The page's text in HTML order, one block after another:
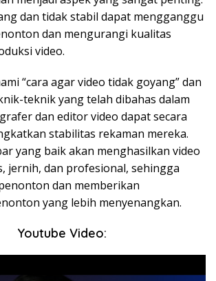
dan tidak stabil dapat mengganggu
dan mengurangi kualitas
video.
“cara agar video tidak goyang” dan
teknik yang telah dibahas dalam
dan editor video dapat secara
stabilitas rekaman mereka.
yang baik akan menghasilkan video
jernih, dan profesional, sehingga
dan memberikan
yang lebih menyenangkan.
Youtube Video: